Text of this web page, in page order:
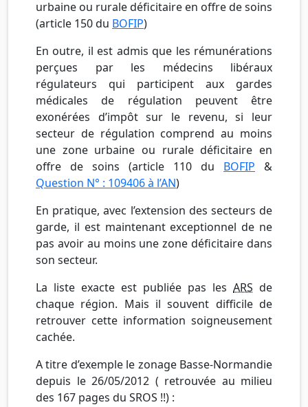
urbaine ou rurale déficitaire en offre de soins
(article 150 du BOFIP)
En outre, il est admis que les rémunérations
perçues par les médecins libéraux
régulateurs qui participent aux gardes
médicales de régulation peuvent être
exonérées d’impôt sur le revenu, si leur
secteur de régulation comprend au moins
une zone urbaine ou rurale déficitaire en
offre de soins (article 110 du BOFIP &
Question N° : 109406 à l’AN)
En pratique, avec l’extension des secteurs de
garde, il est maintenant exceptionnel de ne
pas avoir au moins une zone déficitaire dans
son secteur.
La liste exacte est publiée pas les ARS de
chaque région. Mais il souvent difficile de
retrouver cette information soigneusement
cachée.
A titre d’exemple le zonage Basse-Normandie
depuis le 26/05/2012 ( retrouvée au milieu
des 167 pages du SROS !!) :